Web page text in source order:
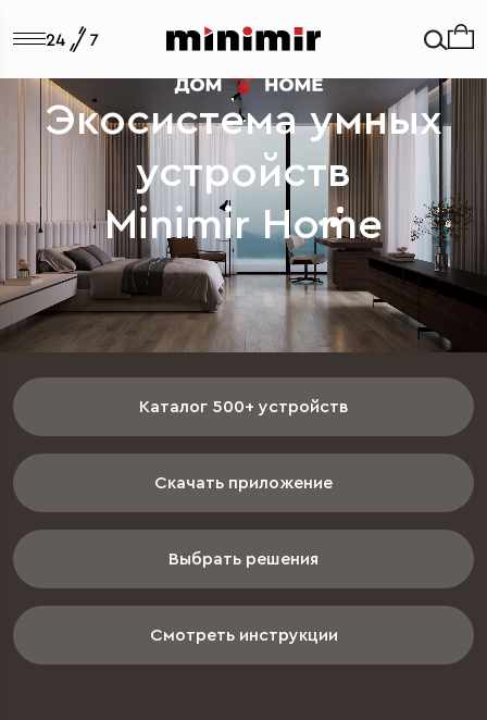
Экосистема умных
устройств
Minimir Home
Каталог 500+ устройств
Скачать приложение
Выбрать решения
Смотреть инструкции